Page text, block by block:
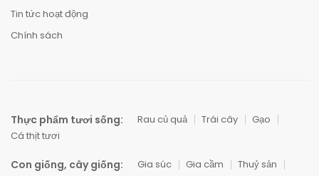
Tin tức hoạt động
Chính sách
Thực phẩm tươi sống: Rau củ quả Trái cây
Gạo
Cá thịt tươi
Con giống, cây giống: Gia súc Gia cầm
Thuỷ sản